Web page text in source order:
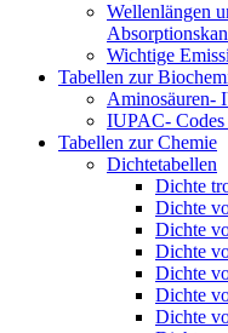
Wellenlängen
Wichtige
Tabellen zur
Aminosäuren-
IUPAC-
Tabellen zur Chemie
Dichtetabellen
Dichte
Dichte
Dichte
Dichte
Dichte
Dichte
Dichte